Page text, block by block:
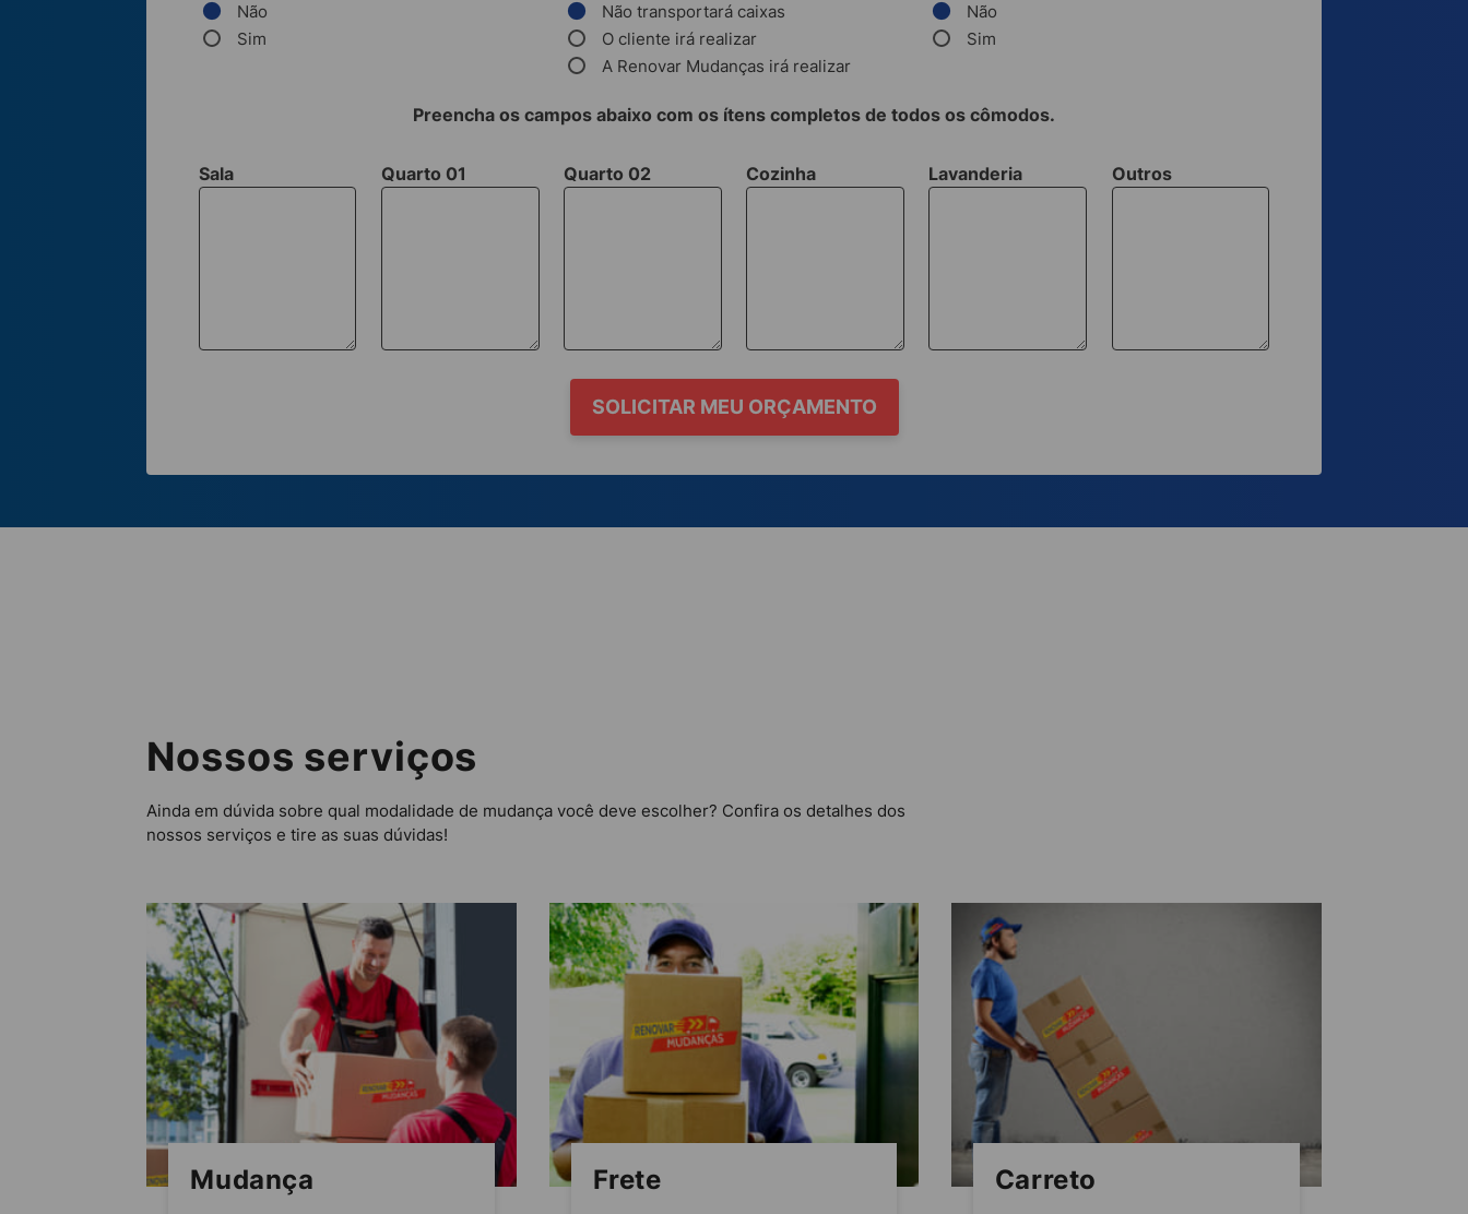
Não
Sim
Não transportará caixas
O cliente irá realizar
A Renovar Mudanças irá realizar
Não
Sim
Preencha os campos abaixo com os ítens completos de todos os cômodos.
Sala Quarto 01 Quarto 02 Cozinha Lavanderia Outros
SOLICITAR MEU ORÇAMENTO
Nossos serviços
Ainda em dúvida sobre qual modalidade de mudança você deve escolher? Confira os detalhes dos
nossos serviços e tire as suas dúvidas!
Mudança Frete Carreto